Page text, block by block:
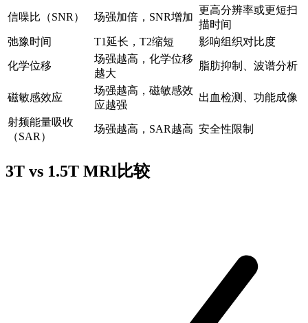
信噪比（SNR） 场强加倍，SNR增加
更高分辨率或更短扫
描时间
弛豫时间
T1延长，T2缩短 影响组织对比度
化学位移
场强越高，化学位移
越大
脂肪抑制、波谱分析
磁敏感效应
场强越高，磁敏感效
应越强
出血检测、功能成像
射频能量吸收
（SAR）
场强越高，SAR越高 安全性限制
3T vs 1.5T MRI比较